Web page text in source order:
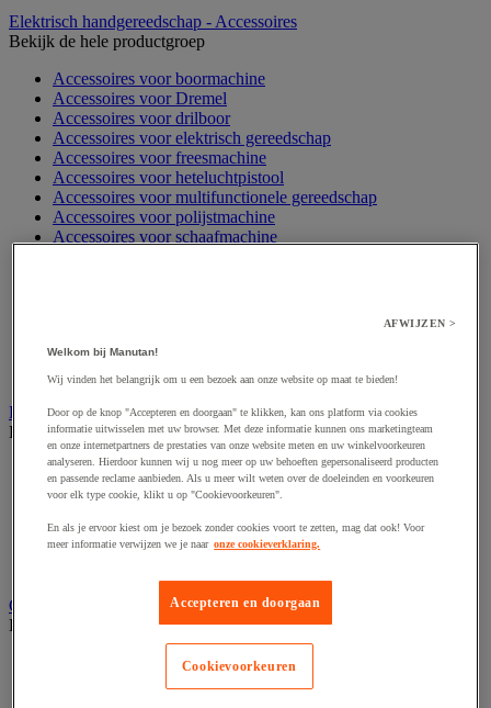
Elektrisch handgereedschap - Accessoires
Bekijk de hele productgroep
Accessoires voor boormachine
Accessoires voor Dremel
Accessoires voor drilboor
Accessoires voor elektrisch gereedschap
Accessoires voor freesmachine
Accessoires voor heteluchtpistool
Accessoires voor multifunctionele gereedschap
Accessoires voor polijstmachine
Accessoires voor schaafmachine
Accessoires voor spijkermachine
Accessoires voor zaag
Elektrische toebehoren en verlichting
Bekijk de hele productgroep
Accessoires voor elektrisch schakelpaneel
Batterij, oplader en kabel
Elektrische uitrusting
Verlengsnoer, stekkerdoos en kapelhaspel
Gereedschap opbergen
Bekijk de hele productgroep
Assortimentsdoos en gereedschapkoffer
AFWIJZEN >
Welkom bij Manutan!
Wij vinden het belangrijk om u een bezoek aan onze website op maat te bieden!
Door op de knop "Accepteren en doorgaan" te klikken, kan ons platform via cookies
informatie uitwisselen met uw browser. Met deze informatie kunnen ons marketingteam
en onze internetpartners de prestaties van onze website meten en uw winkelvoorkeuren
analyseren. Hierdoor kunnen wij u nog meer op uw behoeften gepersonaliseerd producten
en passende reclame aanbieden. Als u meer wilt weten over de doeleinden en voorkeuren
voor elk type cookie, klikt u op "Cookievoorkeuren".
En als je ervoor kiest om je bezoek zonder cookies voort te zetten, mag dat ook! Voor
meer informatie verwijzen we je naar onze cookieverklaring.
Accepteren en doorgaan
Cookievoorkeuren